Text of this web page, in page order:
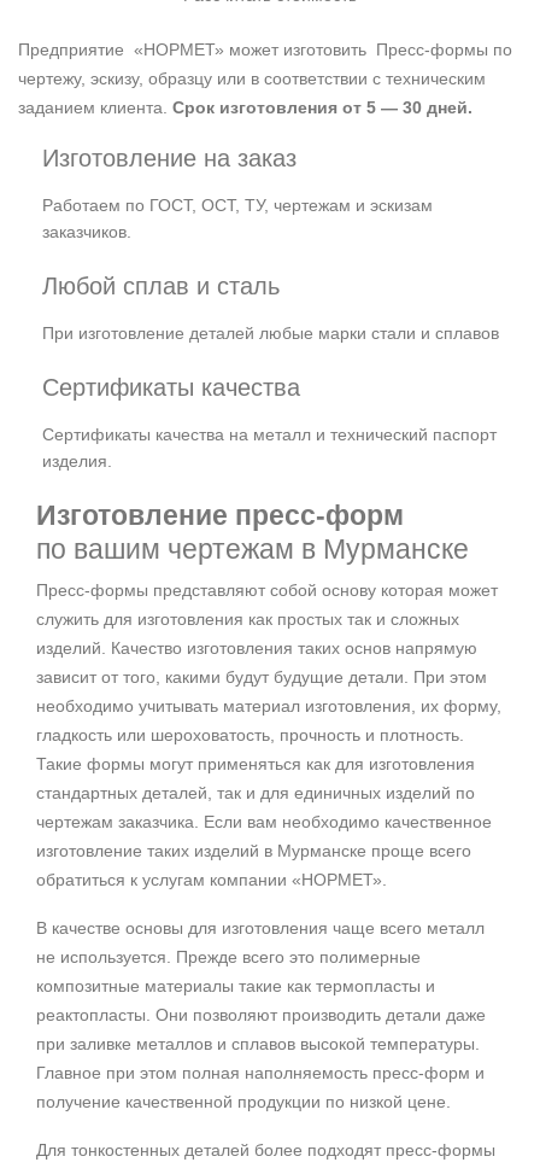
Предприятие «НОРМЕТ» может изготовить Пресс-формы по
чертежу, эскизу, образцу или в соответствии с техническим
заданием клиента. Срок изготовления от 5 — 30 дней.
Изготовление на заказ
Работаем по ГОСТ, ОСТ, ТУ, чертежам и эскизам
заказчиков.
Любой сплав и сталь
При изготовление деталей любые марки стали и сплавов
Сертификаты качества
Сертификаты качества на металл и технический паспорт
изделия.
Изготовление пресс-форм
по вашим чертежам в Мурманске
Пресс-формы представляют собой основу которая может
служить для изготовления как простых так и сложных
изделий. Качество изготовления таких основ напрямую
зависит от того, какими будут будущие детали. При этом
необходимо учитывать материал изготовления, их форму,
гладкость или шероховатость, прочность и плотность.
Такие формы могут применяться как для изготовления
стандартных деталей, так и для единичных изделий по
чертежам заказчика. Если вам необходимо качественное
изготовление таких изделий в Мурманске проще всего
обратиться к услугам компании «НОРМЕТ».
В качестве основы для изготовления чаще всего металл
не используется. Прежде всего это полимерные
композитные материалы такие как термопласты и
реактопласты. Они позволяют производить детали даже
при заливке металлов и сплавов высокой температуры.
Главное при этом полная наполняемость пресс-форм и
получение качественной продукции по низкой цене.
Для тонкостенных деталей более подходят пресс-формы